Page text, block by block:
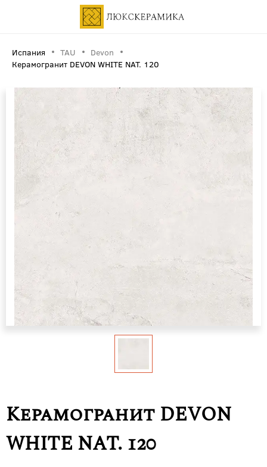
Испания TAU
Devon
Керамогранит DEVON WHITE NAT. 120
Керамогранит DEVON
WHITE NAT. 120